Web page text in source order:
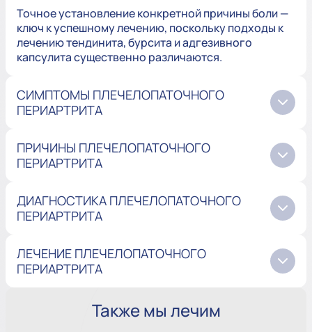
Точное установление конкретной причины боли —
ключ к успешному лечению, поскольку подходы к
лечению тендинита, бурсита и адгезивного
капсулита существенно различаются.
СИМПТОМЫ ПЛЕЧЕЛОПАТОЧНОГО
ПЕРИАРТРИТА
ПРИЧИНЫ ПЛЕЧЕЛОПАТОЧНОГО
ПЕРИАРТРИТА
ДИАГНОСТИКА ПЛЕЧЕЛОПАТОЧНОГО
ПЕРИАРТРИТА
ЛЕЧЕНИЕ ПЛЕЧЕЛОПАТОЧНОГО
ПЕРИАРТРИТА
Также мы лечим